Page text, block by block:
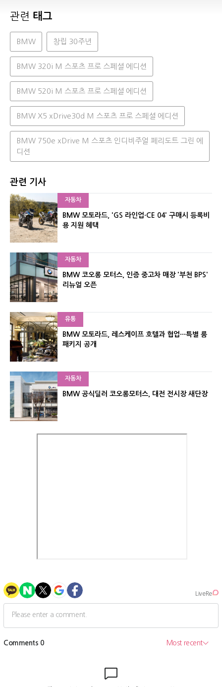
관련 태그
BMW 창립 30주년
BMW 320i M 스포츠 프로 스페셜 에디션
BMW 520i M 스포츠 프로 스페셜 에디션
BMW X5 xDrive30d M 스포츠 프로 스페셜 에디션
BMW 750e xDrive M 스포츠 인디비주얼 페리도트 그린 에
디션
관련 기사
자동차
BMW 모토라드, 'GS 라인업·CE 04' 구매시 등록비
용 지원 혜택
자동차
BMW 코오롱 모터스, 인증 중고차 매장 '부천 BPS'
리뉴얼 오픈
유통
BMW 모토라드, 레스케이프 호텔과 협업···특별 룸
패키지 공개
자동차
BMW 공식딜러 코오롱모터스, 대전 전시장 새단장